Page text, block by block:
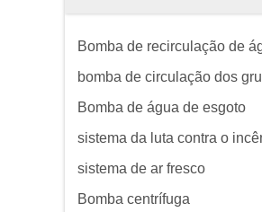
Bomba de recirculação de
bomba de circulação dos
Bomba de água de esgoto
sistema da luta contra o
sistema de ar fresco
Bomba centrífuga